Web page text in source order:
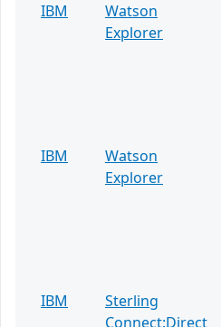
IBM
Watson
Explorer
IBM
Watson
Explorer
IBM
Sterling
Connect:Direct